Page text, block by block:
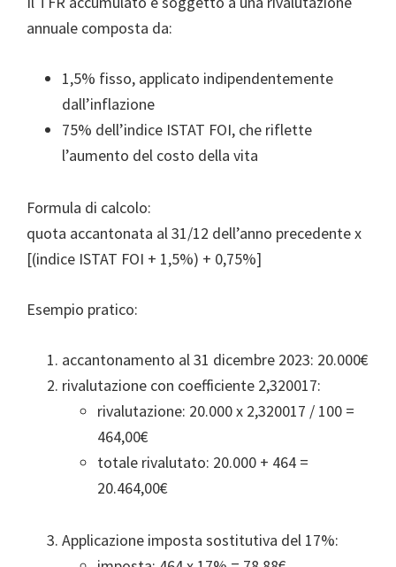
annuale composta da:
1,5% fisso, applicato indipendentemente
dall’inflazione
75% dell’indice ISTAT FOI, che riflette
l’aumento del costo della vita
Formula di calcolo:
quota accantonata al 31/12 dell’anno precedente x
[(indice ISTAT FOI + 1,5%) + 0,75%]
Esempio pratico:
accantonamento al 31 dicembre 2023: 20.000€
rivalutazione con coefficiente 2,320017:
rivalutazione: 20.000 x 2,320017 / 100 =
464,00€
totale rivalutato: 20.000 + 464 =
20.464,00€
Applicazione imposta sostitutiva del 17%: